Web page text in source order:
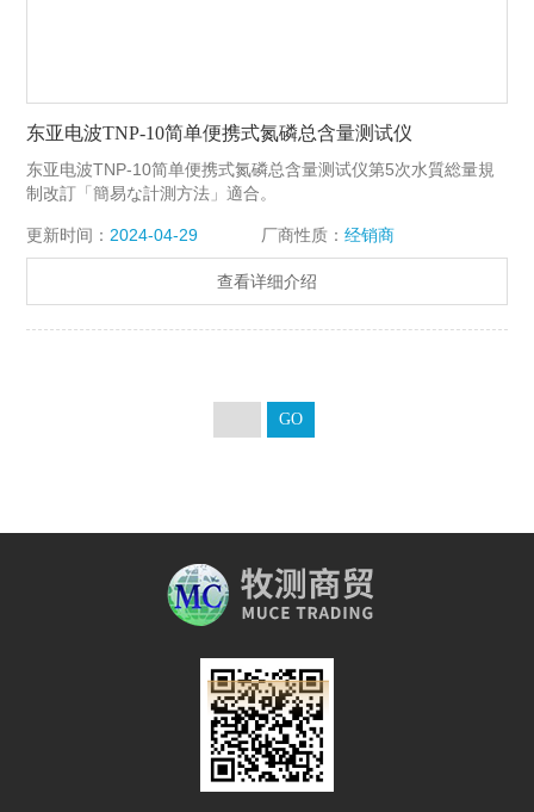
东亚电波TNP-10简单便携式氮磷总含量测试仪
东亚电波TNP-10简单便携式氮磷总含量测试仪第5次水質総量規
制改訂「簡易な計測方法」適合。
更新时间： 2024-04-29 厂商性质： 经销商
查看详细介绍